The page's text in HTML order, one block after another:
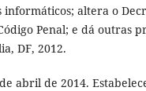
altera o
Penal; e dá outras
DF, 2012.
abril de 2014.